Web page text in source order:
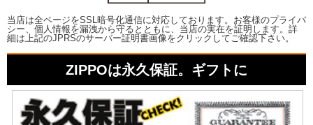
当店は全ページをSSL暗号化通信に対応しております。お客様のプライバ
シー、個人情報を漏洩から守るとともに、当店の実在を証明します。詳
細は上記のJPRSのサーバー証明書画像をクリックしてご確認下さい。
ZIPPOは永久保証。ギフトに